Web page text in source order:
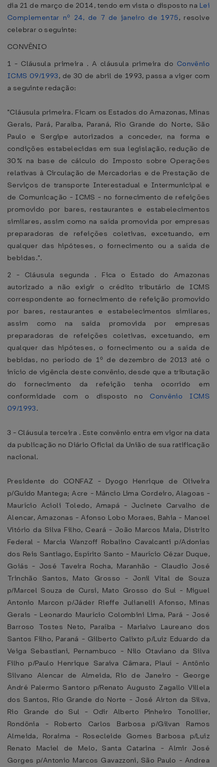
dia 21 de março de 2014, tendo em vista o disposto na Lei
Complementar nº 24, de 7 de janeiro de 1975, resolve
celebrar o seguinte:
CONVÊNIO
1 - Cláusula primeira . A cláusula primeira do Convênio
ICMS 09/1993, de 30 de abril de 1993, passa a viger com
a seguinte redação:
"Cláusula primeira. Ficam os Estados do Amazonas, Minas
Gerais, Pará, Paraíba, Paraná, Rio Grande do Norte, São
Paulo e Sergipe autorizados a conceder, na forma e
condições estabelecidas em sua legislação, redução de
30% na base de cálculo do Imposto sobre Operações
relativas à Circulação de Mercadorias e de Prestação de
Serviços de transporte Interestadual e Intermunicipal e
de Comunicação - ICMS - no fornecimento de refeições
promovido por bares, restaurantes e estabelecimentos
similares, assim como na saída promovida por empresas
preparadoras de refeições coletivas, excetuando, em
qualquer das hipóteses, o fornecimento ou a saída de
bebidas.".
2 - Cláusula segunda . Fica o Estado do Amazonas
autorizado a não exigir o crédito tributário de ICMS
correspondente ao fornecimento de refeição promovido
por bares, restaurantes e estabelecimentos similares,
assim como na saída promovida por empresas
preparadoras de refeições coletivas, excetuando, em
qualquer das hipóteses, o fornecimento ou a saída de
bebidas, no período de 1º de dezembro de 2013 até o
início de vigência deste convênio, desde que a tributação
do fornecimento da refeição tenha ocorrido em
conformidade com o disposto no Convênio ICMS
09/1993.
3 - Cláusula terceira . Este convênio entra em vigor na data
da publicação no Diário Oficial da União de sua ratificação
nacional.
Presidente do CONFAZ - Dyogo Henrique de Oliveira
p/Guido Mantega; Acre - Mâncio Lima Cordeiro, Alagoas -
Maurício Acioli Toledo, Amapá - Jucinete Carvalho de
Alencar, Amazonas - Afonso Lobo Moraes, Bahia - Manoel
Vitório da Silva Filho, Ceará - João Marcos Maia, Distrito
Federal - Marcia Wanzoff Robalino Cavalcanti p/Adonias
dos Reis Santiago, Espírito Santo - Maurício Cézar Duque,
Goiás - José Taveira Rocha, Maranhão - Claudio José
Trinchão Santos, Mato Grosso - Jonil Vital de Souza
p/Marcel Souza de Cursi, Mato Grosso do Sul - Miguel
Antonio Marcon p/Jáder Rieffe Julianelli Afonso, Minas
Gerais - Leonardo Maurício Colombini Lima, Pará - José
Barroso Tostes Neto, Paraíba - Marialvo Laureano dos
Santos Filho, Paraná - Gilberto Calixto p/Luiz Eduardo da
Veiga Sebastiani, Pernambuco - Nilo Otaviano da Silva
Filho p/Paulo Henrique Saraiva Câmara, Piauí - Antônio
Silvano Alencar de Almeida, Rio de Janeiro - George
André Palermo Santoro p/Renato Augusto Zagallo Villela
dos Santos, Rio Grande do Norte - José Airton da Silva,
Rio Grande do Sul - Odir Alberto Pinheiro Tonollier,
Rondônia - Roberto Carlos Barbosa p/Gilvan Ramos
Almeida, Roraima - Rosecleide Gomes Barbosa p/Luiz
Renato Maciel de Melo, Santa Catarina - Almir José
Gorges p/Antonio Marcos Gavazzoni, São Paulo - Andrea